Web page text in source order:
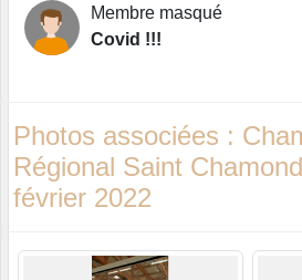
Membre masqué
Covid !!!
Photos associées :
Régional Saint
février 2022